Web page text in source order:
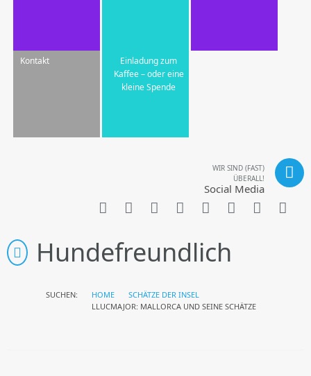
Kontakt
Einladung zum
Kaffee – oder eine
kleine Spende
WIR SIND (FAST)
ÜBERALL!
Social Media
Hundefreundlich
SUCHEN: HOME
SCHÄTZE DER INSEL
LLUCMAJOR: MALLORCA UND SEINE SCHÄTZE